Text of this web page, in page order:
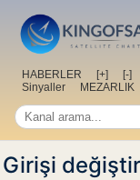
HABERLER [+] [-]
Sinyaller
MEZARLIK
Girişi